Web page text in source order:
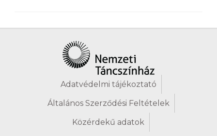
Adatvédelmi tájékoztató
Általános Szerződési Feltételek
Közérdekű adatok